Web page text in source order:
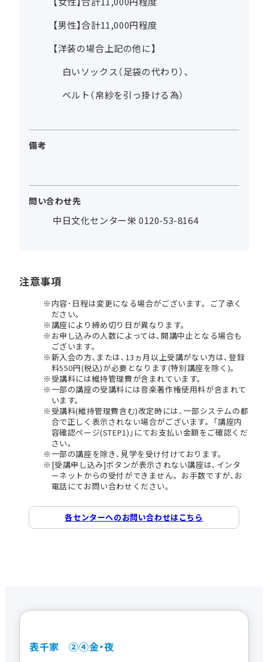
【男性】合計11,000円程度
【洋装の場合上記の他に】
白いソックス（足袋の代わり）、
ベルト（帛紗を引っ掛ける為）
備考
問い合わせ先
中日文化センター栄 0120-53-8164
注意事項
内容･日程は変更になる場合がございます。ご了承く
ださい。
講座により締め切り日が異なります。
お申し込みの人数によっては､開講中止となる場合も
ございます。
新入会の方､または､13ヵ月以上受講がない方は､登録
料550円(税込)が必要となります(特別講座を除く)。
受講料には維持管理費が含まれています。
一部の講座の受講料には音楽著作権使用料が含まれて
います。
受講料(維持管理費含む)改定時には､一部システムの都
合で正しく表示されない場合がございます。｢講座内
容確認ページ(STEP1)｣にてお支払い金額をご確認くだ
さい。
一部の講座を除き､見学を受け付けております。
[受講申し込み]ボタンが表示されない講座は､インタ
ーネットからの受付ができません。お手数ですが､お
電話にてお問い合わせください。
各センターへのお問い合わせはこちら
表千家 ②④金・夜